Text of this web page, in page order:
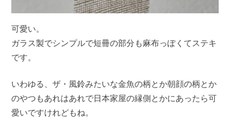
可愛い。
ガラス製でシンプルで短冊の部分も麻布っぽくてステキ
です。
いわゆる、ザ・風鈴みたいな金魚の柄とか朝顔の柄とか
のやつもあれはあれで日本家屋の縁側とかにあったら可
愛いですけれどもね。